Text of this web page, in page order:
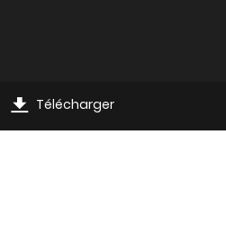
Télécharger